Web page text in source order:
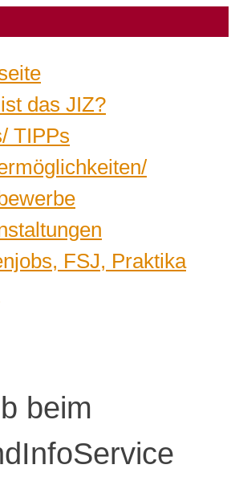
das JIZ?
TIPPs
FSJ, Praktika
beim